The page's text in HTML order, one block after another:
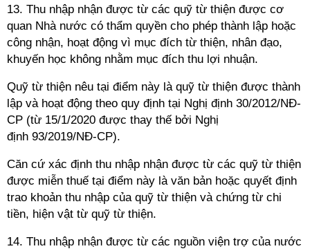
13. Thu nhập nhận được từ các quỹ từ thiện được cơ
quan Nhà nước có thẩm quyền cho phép thành lập hoặc
công nhận, hoạt động vì mục đích từ thiện, nhân đạo,
khuyến học không nhằm mục đích thu lợi nhuận.
Quỹ từ thiện nêu tại điểm này là quỹ từ thiện được thành
lập và hoạt động theo quy định tại Nghị định 30/2012/NĐ-
CP (từ 15/1/2020 được thay thế bởi Nghị
định 93/2019/NĐ-CP).
Căn cứ xác định thu nhập nhận được từ các quỹ từ thiện
được miễn thuế tại điểm này là văn bản hoặc quyết định
trao khoản thu nhập của quỹ từ thiện và chứng từ chi
tiền, hiện vật từ quỹ từ thiện.
14. Thu nhập nhận được từ các nguồn viện trợ của nước